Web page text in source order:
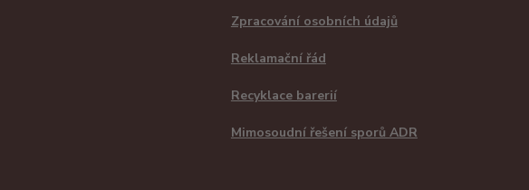
Zpracování osobních údajů
Reklamační řád
Recyklace barerií
Mimosoudní řešení sporů ADR